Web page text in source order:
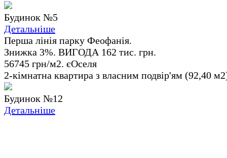
Будинок №5
Детальніше
Перша лінія парку Феофанія.
Знижка 3%. ВИГОДА 162 тис. грн.
56745 грн/м2. єОселя
2-кімнатна квартира з власним подвір'ям (92,40
Будинок №12
Детальніше